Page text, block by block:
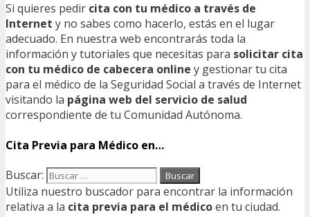
Si quieres pedir cita con tu médico a través de
Internet y no sabes como hacerlo, estás en el lugar
adecuado. En nuestra web encontrarás toda la
información y tutoriales que necesitas para solicitar cita
con tu médico de cabecera online y gestionar tu cita
para el médico de la Seguridad Social a través de Internet
visitando la página web del servicio de salud
correspondiente de tu Comunidad Autónoma.
Cita Previa para Médico en…
Buscar:
Utiliza nuestro buscador para encontrar la información
relativa a la cita previa para el médicoen tu ciudad.